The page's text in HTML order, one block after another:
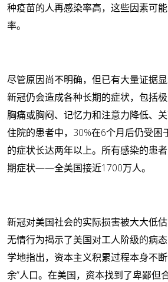
种疫苗的人再感染率高，这些因素可
率。
尽管原因尚不明确，但已有大量证据显
新冠仍会造成各种长期的症状，包括极
胸痛或胸闷、记忆力和注意力降低、
住院的患者中，30%在6个月后仍受困
的症状长达两年以上。所有感染的患
期症状——全美国接近1700万人。
新冠对美国社会的实际损害被大大低
无情行为揭示了美国对工人阶级的病
学地指出，资本主义积累过程本身不
余”人口。在美国，资本找到了卑鄙但